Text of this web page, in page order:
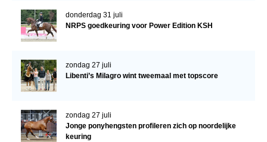
donderdag 31 juli
NRPS goedkeuring voor Power Edition KSH
zondag 27 juli
Libenti’s Milagro wint tweemaal met topscore
zondag 27 juli
Jonge ponyhengsten profileren zich op noordelijke
keuring